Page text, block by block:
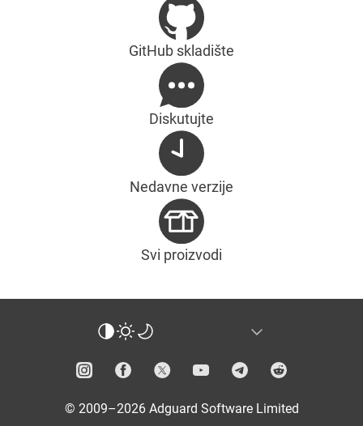
GitHub skladište
Diskutujte
Nedavne verzije
Svi proizvodi
© 2009–2026 Adguard Software Limited